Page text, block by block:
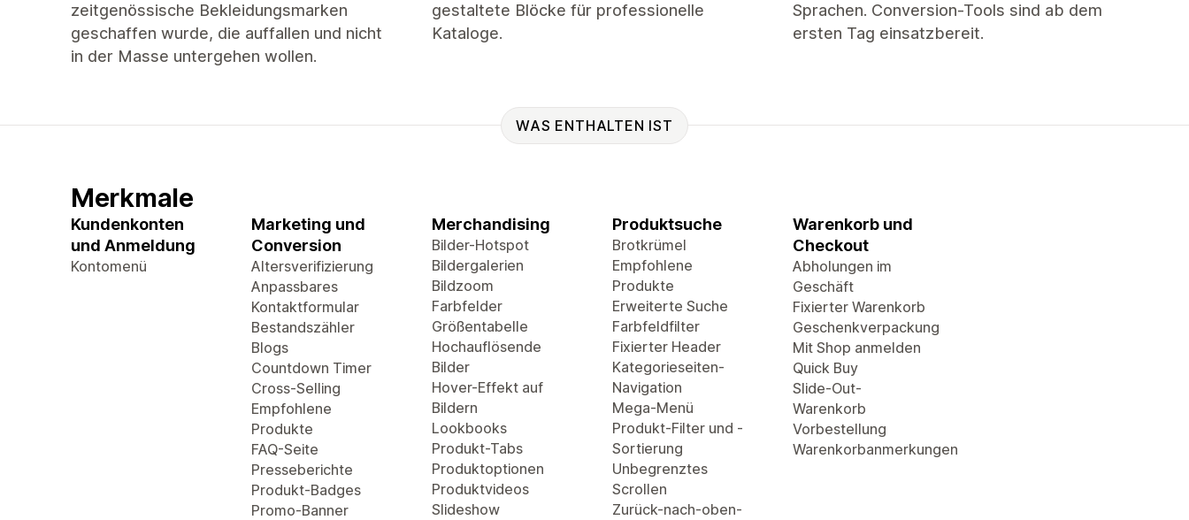
zeitgenössische Bekleidungsmarken
geschaffen wurde, die auffallen und nicht
in der Masse untergehen wollen.
gestaltete Blöcke für professionelle
Kataloge.
Sprachen. Conversion-Tools sind ab dem
ersten Tag einsatzbereit.
WAS ENTHALTEN IST
Merkmale
Kundenkonten
und Anmeldung
Kontomenü
Marketing und
Conversion
Altersverifizierung
Anpassbares
Kontaktformular
Bestandszähler
Blogs
Countdown Timer
Cross-Selling
Empfohlene
Produkte
FAQ-Seite
Presseberichte
Produkt-Badges
Promo-Banner
Merchandising
Bilder-Hotspot
Bildergalerien
Bildzoom
Farbfelder
Größentabelle
Hochauflösende
Bilder
Hover-Effekt auf
Bildern
Lookbooks
Produkt-Tabs
Produktoptionen
Produktvideos
Slideshow
Produktsuche
Brotkrümel
Empfohlene
Produkte
Erweiterte Suche
Farbfeldfilter
Fixierter Header
Kategorieseiten-
Navigation
Mega-Menü
Produkt-Filter und -
Sortierung
Unbegrenztes
Scrollen
Zurück-nach-oben-
Warenkorb und
Checkout
Abholungen im
Geschäft
Fixierter Warenkorb
Geschenkverpackung
Mit Shop anmelden
Quick Buy
Slide-Out-
Warenkorb
Vorbestellung
Warenkorbanmerkungen